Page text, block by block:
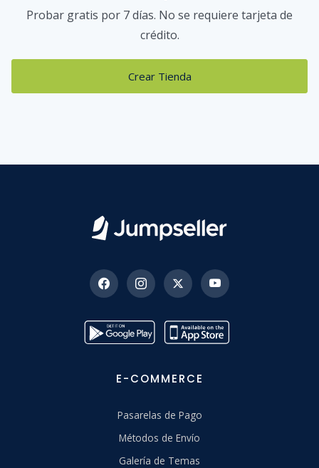
Probar gratis por 7 días. No se requiere tarjeta de
crédito.
Crear Tienda
E-COMMERCE
Pasarelas de Pago
Métodos de Envío
Galería de Temas